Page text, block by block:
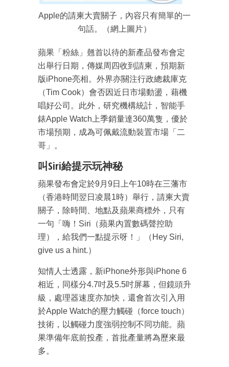
Apple的請柬大賣關子，內容只有簡單的一
句話。（網上圖片）
蘋果「粉絲」翹首以待的新產品發布會定
出舉行日期，傳媒周四收到請柬，預期新
版iPhone亮相。外界亦關注行政總裁庫克
（Tim Cook）會否因近日市場動盪，藉機
唱好公司。此外，研究機構統計，智能手
錶Apple Watch上季銷量達360萬隻，優於
市場預期，成為可佩戴流動裝置市場「二
哥」。
叫Siri給提示玩神秘
蘋果發布會定於9月9日上午10時在三藩市
（香港時間翌日凌晨1時）舉行，請柬大賣
關子，除時間、地點及蘋果商標外，只有
一句「嗨！Siri（蘋果內置數碼聲控助
理），給我們一點提示呀！」（Hey Siri,
give us a hint.）
知情人士透露，新iPhone外形與iPhone 6
相近，同樣分4.7吋及5.5吋屏幕，但鏡頭升
級，處理器速度亦加快，還會首次引入用
於Apple Watch的壓力觸碰（force touch）
技術，以觸碰力度強弱控制不同功能。蘋
果準備年底前投產，首批產量將為歷來最
多。